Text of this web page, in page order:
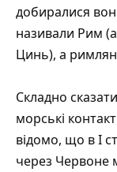
добиралися
називали Рим
Цинь), а
Складно
морські
відомо, що в I
через Червоне